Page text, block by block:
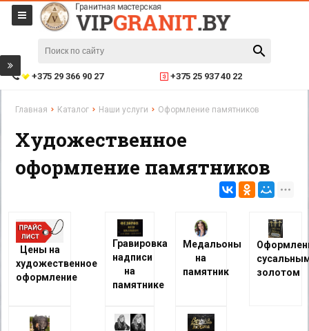
+375 29 366 90 27 +375 25 937 40 22
Главная Каталог Наши услуги Оформление памятников
Художественное
оформление памятников
Цены на
художественное
оформление
Гравировка
надписи
на
памятнике
Медальоны
на
памятник
золотом